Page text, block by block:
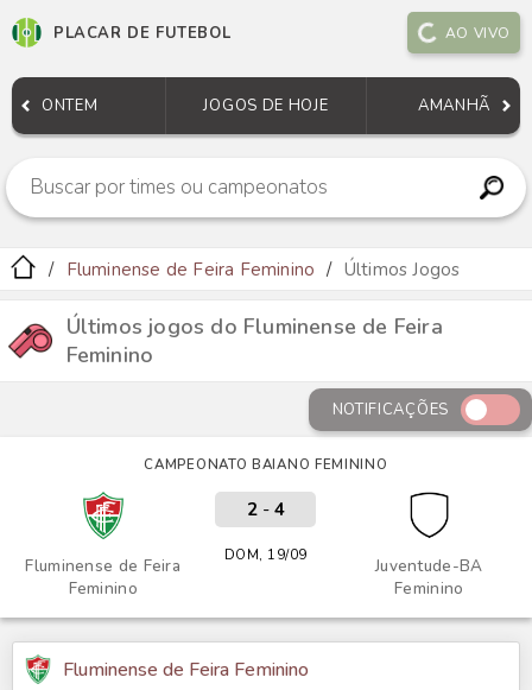
PLACAR DE FUTEBOL AO VIVO
ONTEM JOGOS DE HOJE AMANHÃ
Fluminense de Feira Feminino Últimos Jogos
Últimos jogos do Fluminense de Feira
Feminino
NOTIFICAÇÕES
CAMPEONATO BAIANO FEMININO
Fluminense de Feira
Feminino
Juventude-BA
Feminino
2- 4
DOM, 19/09
Fluminense de Feira Feminino